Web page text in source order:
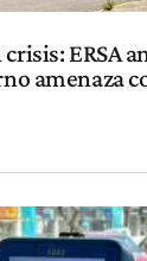
ERSA
amenaza